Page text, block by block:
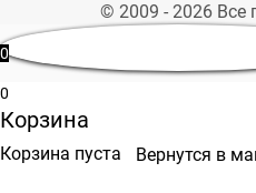
© 2009 - 2026
0
0
Корзина
Корзина пуста Вернутся в